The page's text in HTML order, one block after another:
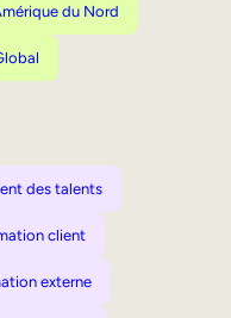
du Nord
des talents
client
externe